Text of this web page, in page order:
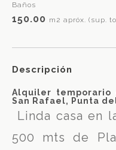
Baños
150.00 m2 apróx. (sup.
Descripción
Alquiler temporario
San Rafael, Punta
Linda casa en
500 mts de